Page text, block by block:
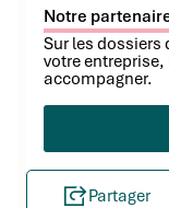
Notre
Sur les
votre
accompagner.
Partager